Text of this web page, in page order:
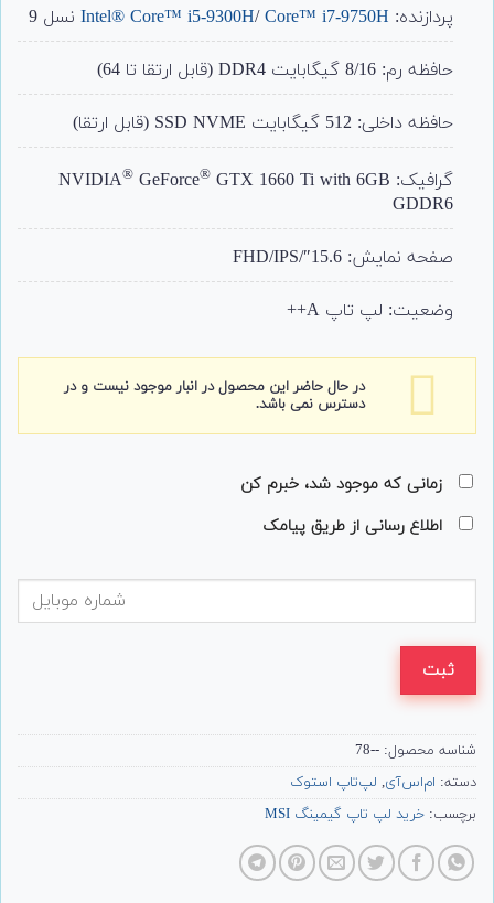
مشتری
پردازنده: Intel® Core™ i5-9300H/Core™ i7-9750H نسل 9
حافظه رم: 8/16 گیگابایت DDR4 (قابل ارتقا تا 64)
حافظه داخلی: 512 گیگابایت SSD NVME (قابل ارتقا)
گرافیک: NVIDIA ® GeForce® GTX 1660 Ti with 6GB
GDDR6
صفحه نمایش: 15.6″/FHD/IPS
وضعیت: لپ تاپ A++
در حال حاضر این محصول در انبار موجود نیست و در
دسترس نمی باشد.
زمانی که موجود شد، خبرم کن
اطلاع رسانی از طریق پیامک
ثبت
شناسه محصول: --78
دسته: ام‌اس‌آی, لپ‌تاپ استوک
برچسب: خرید لپ تاپ گیمینگ MSI